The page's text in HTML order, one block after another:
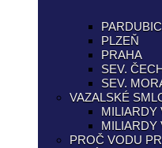
PLZEŇ
PRAHA
SEV.
SEV.
VAZALSKÉ
MILIARDY
MILIARDY
PROČ VODU